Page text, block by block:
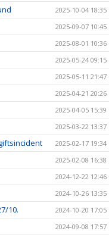
2025-10-04 18:35
2025-09-07 10:45
2025-08-01 10:36
2025-05-24 09:15
2025-05-11 21:47
2025-04-21 20:26
2025-04-05 15:39
2025-03-22 13:37
2025-02-17 19:34
2025-02-08 16:38
2024-12-22 12:46
2024-10-26 13:35
10. 2024-10-20 17:05
2024-09-08 17:57